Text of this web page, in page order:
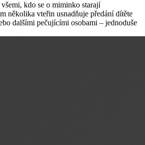
kdo se o miminko starají
několika vteřin usnadňuje předání dítěte
dalšími pečujícími osobami – jednoduše